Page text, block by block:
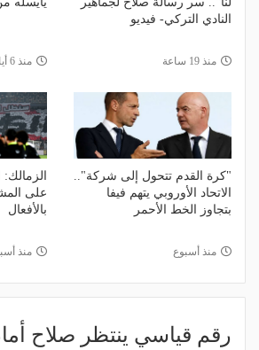
النادي التركي- فيديو
منذ 19 ساعة منذ 6 أيام
"كرة القدم تتحول إلى شركة"..
الاتحاد الأوروبي يتهم فيفا
بتجاوز الخط الأحمر
منذ أسبوع
على
بالأفعال
منذ
رقم قياسي ينتظر صلاح